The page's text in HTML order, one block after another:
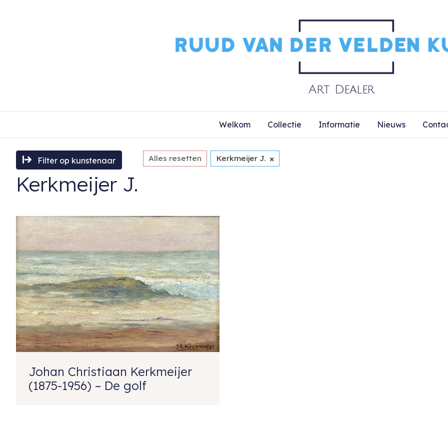
Welkom Collectie Informatie Nieuws
Filter op kunstenaar Alles resetten Kerkmeijer J. ×
Kerkmeijer J.
Johan Christiaan Kerkmeijer
(1875-1956) – De golf